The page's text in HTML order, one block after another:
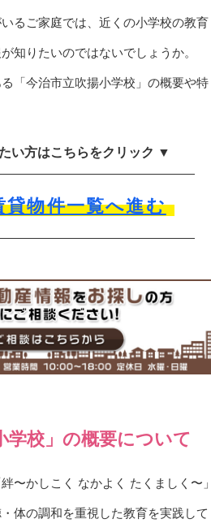
るご家庭では、近くの小学校の教育
知りたいのではないでしょうか。
「今治市立吹揚小学校」の概要や特
い方はこちらをクリック ▼
貸物件一覧へ進む
学校」の概要について
〜かしこく なかよく たくましく〜」
体の調和を重視した教育を実践して